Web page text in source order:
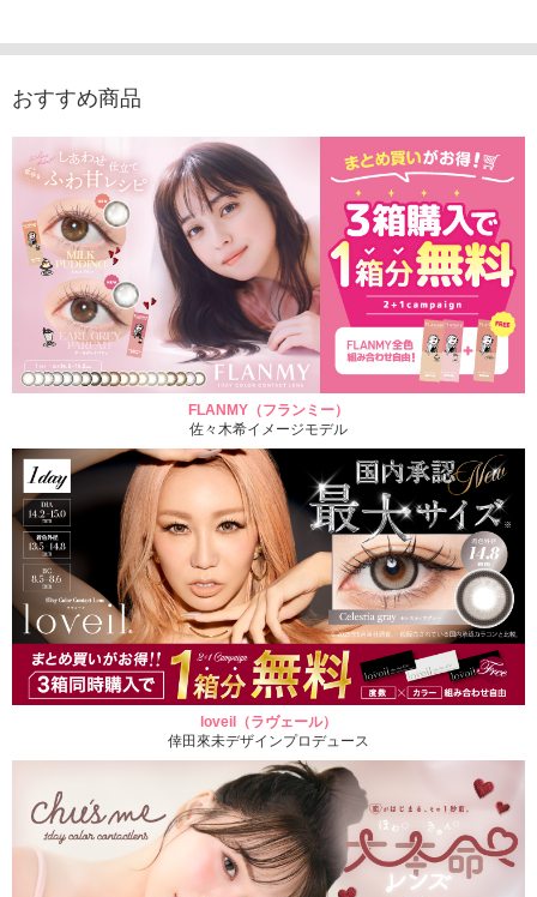
1,760円(税込)
おすすめ商品
FLANMY（フランミー）
佐々木希イメージモデル
loveil（ラヴェール）
倖田來未デザインプロデュース